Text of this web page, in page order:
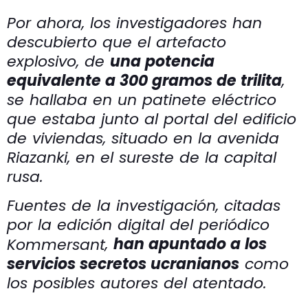
Por ahora, los investigadores han
descubierto que el artefacto
explosivo, de una potencia
equivalente a 300 gramos de trilita,
se hallaba en un patinete eléctrico
que estaba junto al portal del edificio
de viviendas, situado en la avenida
Riazanki, en el sureste de la capital
rusa.
Fuentes de la investigación, citadas
por la edición digital del periódico
Kommersant, han apuntado a los
servicios secretos ucranianos como
los posibles autores del atentado.